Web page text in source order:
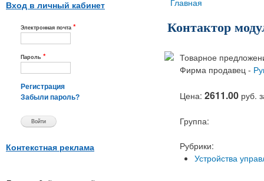
Вход в личный кабинет
Электронная почта *
Пароль *
Регистрация
Забыли пароль?
Контекстная реклама
Вы здесь
Главная
Контактор
Товарное
Фирма продавец -
Цена: 2611.00 руб.
Группа:
Рубрики:
Устройства